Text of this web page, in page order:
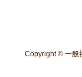
Copyright © 一般